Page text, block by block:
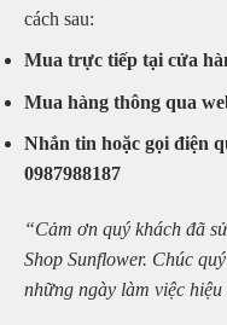
cách sau:
Mua trực tiếp tại cửa
Mua hàng thông qua
Nhắn tin hoặc gọi điện
0987988187
“Cảm ơn quý khách đã
Shop Sunflower. Chúc
những ngày làm việc hiệu